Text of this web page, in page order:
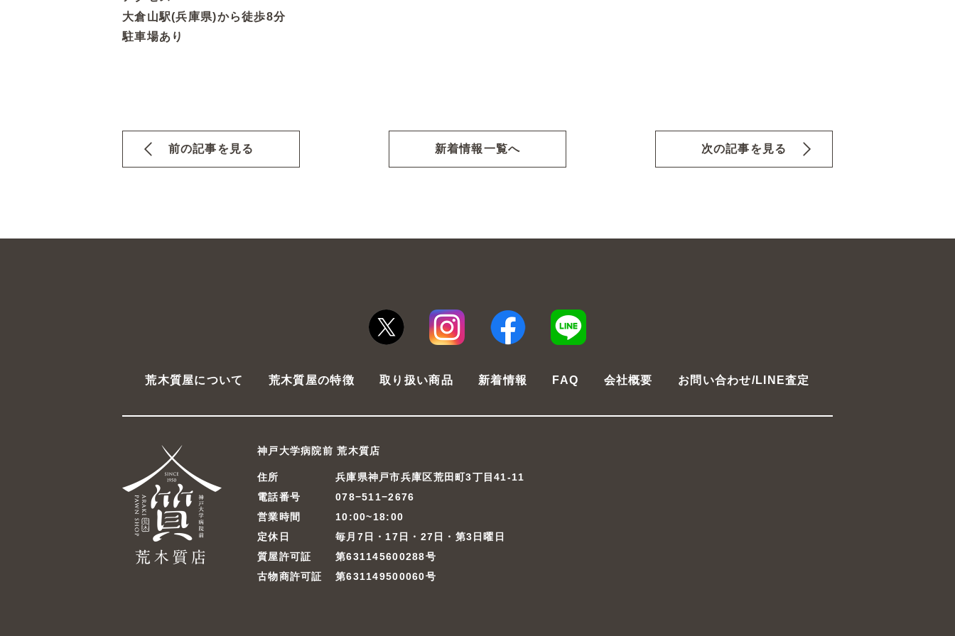
大倉山駅(兵庫県)から徒歩8分
駐車場あり
前の記事を見る 新着情報一覧へ 次の記事を見る
荒木質屋について 荒木質屋の特徴 取り扱い商品 新着情報 FAQ 会社概要 お問い合わせ/LINE査定
神戸大学病院前 荒木質店
住所
兵庫県神戸市兵庫区荒田町3丁目41-11
電話番号
078−511−2676
営業時間
10:00~18:00
定休日
毎月7日・17日・27日・第3日曜日
質屋許可証
第631145600288号
古物商許可証
第631149500060号